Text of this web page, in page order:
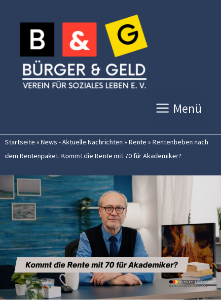
Inhalt
springen
Menü
Startseite » News - Aktuelle Nachrichten » Rente » Rentenbeben nach
dem Rentenpaket: Kommt die Rente mit 70 für Akademiker?